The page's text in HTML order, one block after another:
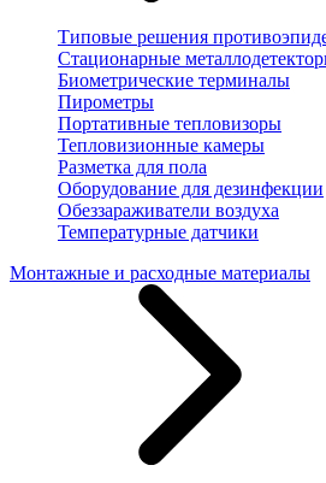
Типовые решения
Стационарные
Биометрические терминалы
Пирометры
Портативные тепловизоры
Тепловизионные камеры
Разметка для пола
Оборудование для дезинфекции
Обеззараживатели воздуха
Температурные датчики
Монтажные и расходные материалы